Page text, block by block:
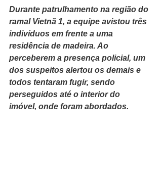
Durante patrulhamento na região do
ramal Vietnã 1, a equipe avistou três
indivíduos em frente a uma
residência de madeira. Ao
perceberem a presença policial, um
dos suspeitos alertou os demais e
todos tentaram fugir, sendo
perseguidos até o interior do
imóvel, onde foram abordados.